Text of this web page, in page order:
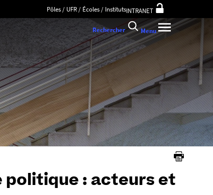
Pôles / UFR / Écoles / InstitutsINTRANET
Rechercher Menu
politique : acteurs et